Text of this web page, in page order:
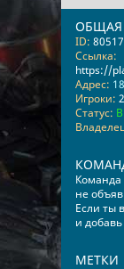
ID: 80517
Ссылка:
https://
Адрес:
Игроки:
Статус:
Команда
не
Если ты
и
МЕТКИ